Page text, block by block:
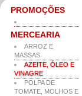
PROMOÇÕES
MERCEARIA
ARROZ E
MASSAS
AZEITE, ÓLEO E
VINAGRE
POLPA DE
TOMATE, MOLHOS E